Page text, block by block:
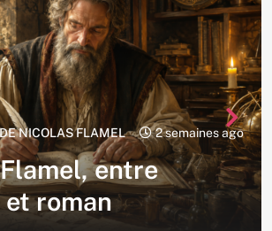
NICOLAS FLAMEL 2 semaines ago
entre
et roman